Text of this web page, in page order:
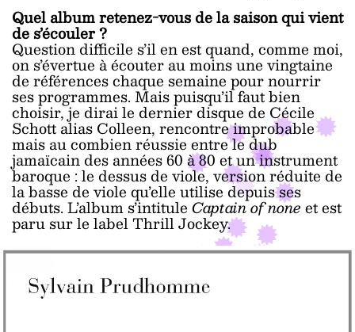
Quel album retenez-vous de la saison qui vient
de s’écouler ?
Question difficile s’il en est quand, comme moi,
on s’évertue à écouter au moins une vingtaine
de références chaque semaine pour nourrir
ses programmes. Mais puisqu’il faut bien
choisir, je dirai le dernier disque de Cécile
Schott alias Colleen, rencontre improbable
mais au combien réussie entre le dub
jamaïcain des années 60 à 80 et un instrument
baroque : le dessus de viole, version réduite de
la basse de viole qu’elle utilise depuis ses
débuts. L’album s’intituleCaptain of noneet est
paru sur le label Thrill Jockey.